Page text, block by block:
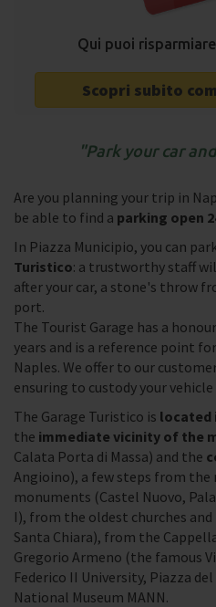
Qui puoi
Scopri subito
Park your car
Are you planning your trip in
be able to find a parking open
In Piazza Municipio, you can
Turistico: a trustworthy staff
after your car, a stone's throw
port.
The Tourist Garage has a
years and is a reference point
Naples. We offer to our
ensuring to custody your vehicle
The Garage Turistico is located
the immediate vicinity of the
Calata Porta di Massa) and the
Angioino), a few steps from
monuments (Castel Nuovo,
I), from the oldest churches
Santa Chiara), from the
Gregorio Armeno (the famous
Federico II University, Piazza
National Museum MANN.